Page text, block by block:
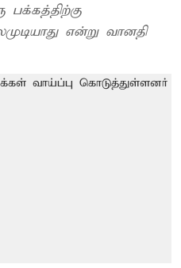
பக்கத்திற்கு
என்று வானதி